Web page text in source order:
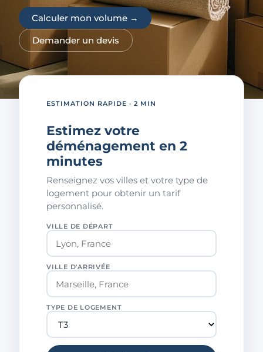
Calculer mon volume →
Demander un devis
ESTIMATION RAPIDE · 2 MIN
Estimez votre
déménagement en 2
minutes
Renseignez vos villes et votre type de
logement pour obtenir un tarif
personnalisé.
VILLE DE DÉPART
VILLE D'ARRIVÉE
TYPE DE LOGEMENT